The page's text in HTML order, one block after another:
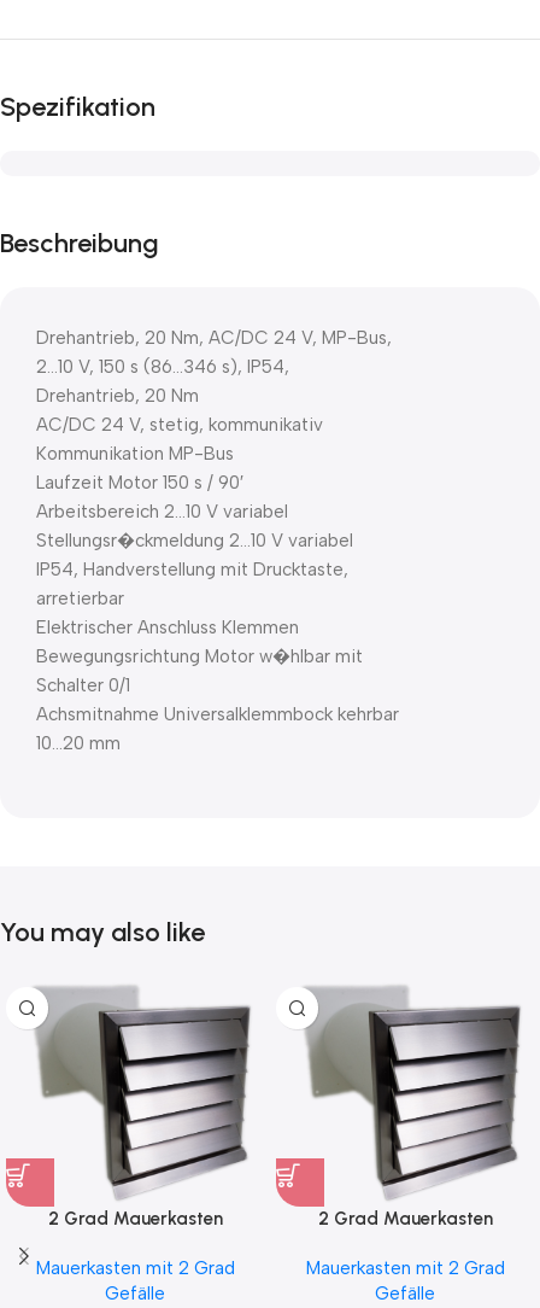
Spezifikation
Beschreibung
Drehantrieb, 20 Nm, AC/DC 24 V, MP-Bus,
2…10 V, 150 s (86…346 s), IP54,
Drehantrieb, 20 Nm
AC/DC 24 V, stetig, kommunikativ
Kommunikation MP-Bus
Laufzeit Motor 150 s / 90′
Arbeitsbereich 2…10 V variabel
Stellungsr�ckmeldung 2…10 V variabel
IP54, Handverstellung mit Drucktaste,
arretierbar
Elektrischer Anschluss Klemmen
Bewegungsrichtung Motor w�hlbar mit
Schalter 0/1
Achsmitnahme Universalklemmbock kehrbar
10…20 mm
You may also like
2 Grad Mauerkasten
Kondensatablauf auch mit
Blower Door Test und
Mauerkasten mit 2 Grad
Gefälle
2 Grad Mauerkasten
Kondensatablauf für
Klimageräte Ø150 2Grad
Mauerkasten mit 2 Grad
Gefälle